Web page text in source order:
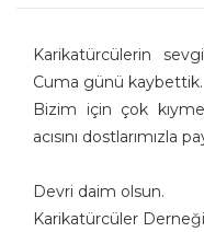
Karikatürcülerin
Cuma günü kaybettik.
Bizim için çok
acısını dostlarımızla
Devri daim olsun.
Karikatürcüler